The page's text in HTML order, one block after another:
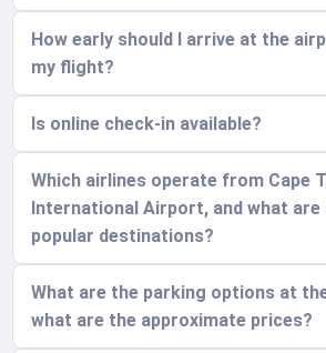
How early should I arrive at the
my flight?
Is online check-in available?
Which airlines operate from Cape
International Airport, and what are
popular destinations?
What are the parking options at
what are the approximate prices?